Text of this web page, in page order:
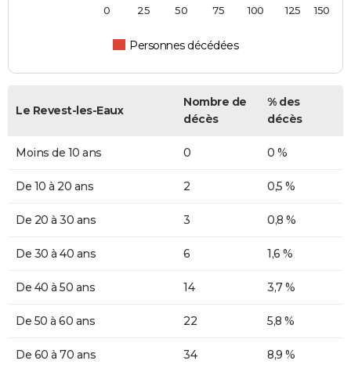
Personnes décédées
0 25 50 75 100 125 150
Le Revest-les-Eaux
Nombre de
décès
% des
décès
Moins de 10 ans 0 0 %
De 10 à 20 ans 2 0,5 %
De 20 à 30 ans 3 0,8 %
De 30 à 40 ans 6 1,6 %
De 40 à 50 ans 14 3,7 %
De 50 à 60 ans 22 5,8 %
De 60 à 70 ans 34 8,9 %